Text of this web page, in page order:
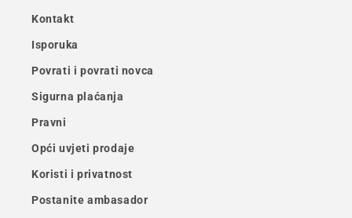
Kontakt
Isporuka
Povrati i povrati novca
Sigurna plaćanja
Pravni
Opći uvjeti prodaje
Koristi i privatnost
Postanite ambasador